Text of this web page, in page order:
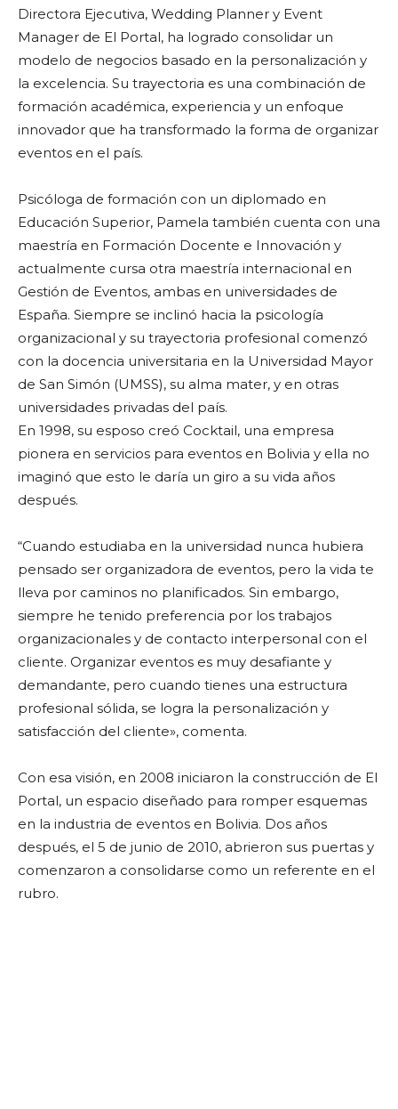
Directora Ejecutiva, Wedding Planner y Event
Manager de El Portal, ha logrado consolidar un
modelo de negocios basado en la personalización y
la excelencia. Su trayectoria es una combinación de
formación académica, experiencia y un enfoque
innovador que ha transformado la forma de organizar
eventos en el país.
Psicóloga de formación con un diplomado en
Educación Superior, Pamela también cuenta con una
maestría en Formación Docente e Innovación y
actualmente cursa otra maestría internacional en
Gestión de Eventos, ambas en universidades de
España. Siempre se inclinó hacia la psicología
organizacional y su trayectoria profesional comenzó
con la docencia universitaria en la Universidad Mayor
de San Simón (UMSS), su alma mater, y en otras
universidades privadas del país.
En 1998, su esposo creó Cocktail, una empresa
pionera en servicios para eventos en Bolivia y ella no
imaginó que esto le daría un giro a su vida años
después.
“Cuando estudiaba en la universidad nunca hubiera
pensado ser organizadora de eventos, pero la vida te
lleva por caminos no planificados. Sin embargo,
siempre he tenido preferencia por los trabajos
organizacionales y de contacto interpersonal con el
cliente. Organizar eventos es muy desafiante y
demandante, pero cuando tienes una estructura
profesional sólida, se logra la personalización y
satisfacción del cliente», comenta.
Con esa visión, en 2008 iniciaron la construcción de El
Portal, un espacio diseñado para romper esquemas
en la industria de eventos en Bolivia. Dos años
después, el 5 de junio de 2010, abrieron sus puertas y
comenzaron a consolidarse como un referente en el
rubro.